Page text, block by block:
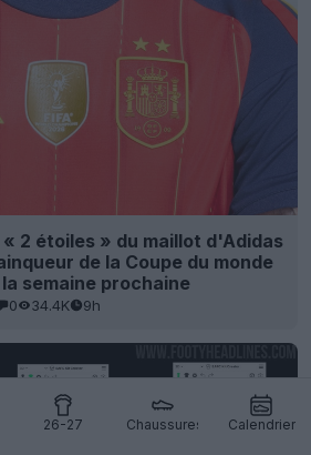
26-27 Chaussures Calendrier
2 étoiles » du maillot d'Adidas
de la Coupe du monde
semaine prochaine
0 34.4K 9h